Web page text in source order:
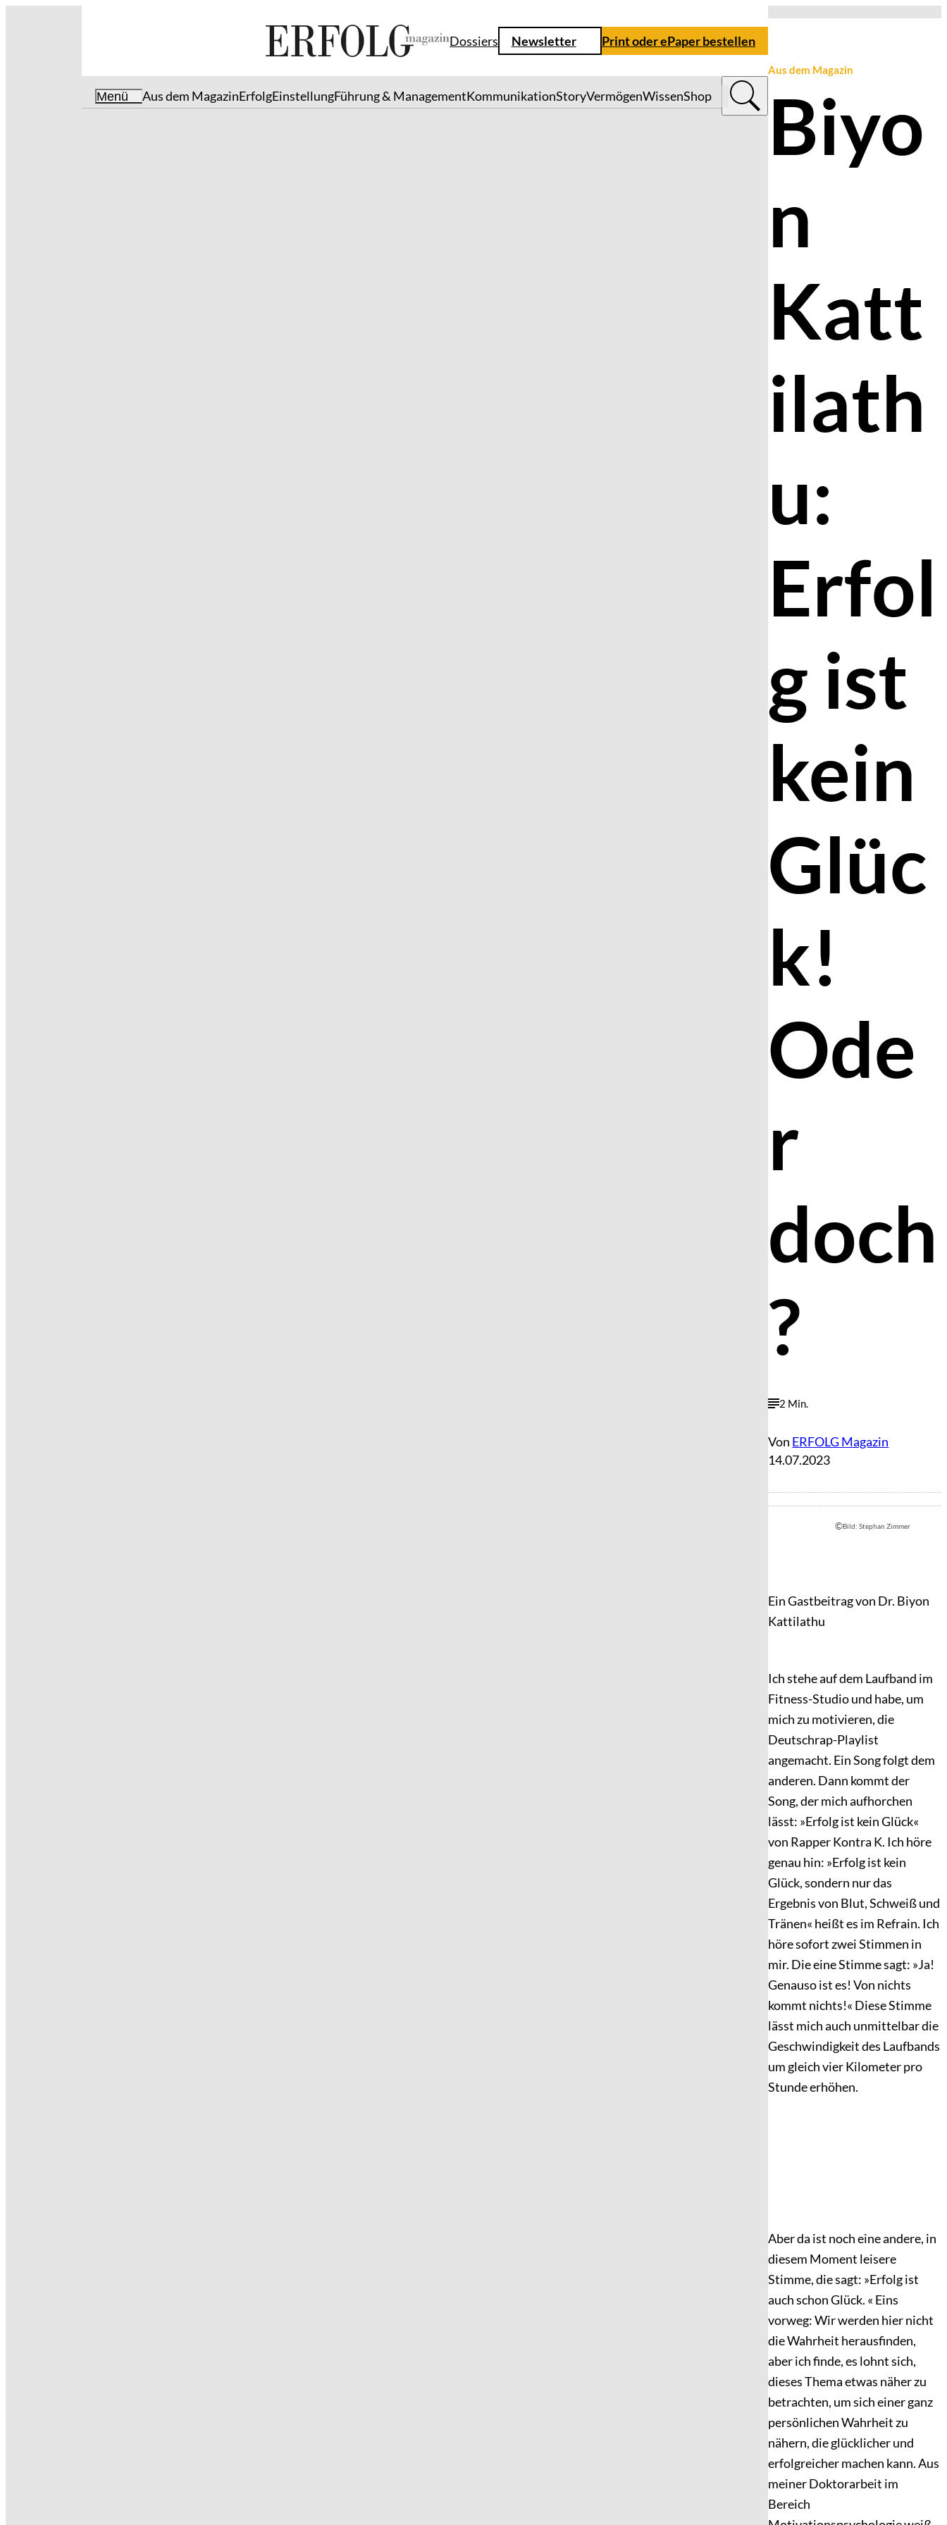
Dossiers Newsletter Print oder ePaper bestellen
Menü Aus dem MagazinErfolgEinstellungFührung & ManagementKommunikationStoryVermögenWissenShop
Aus dem Magazin
Biyo
n
Katt
ilath
u:
Erfol
g ist
kein
Glüc
k!
Ode
r
doch
?
2 Min.
Von ERFOLG Magazin
14.07.2023
©Bild: Stephan Zimmer
Ein Gastbeitrag von Dr. Biyon
Kattilathu
Ich stehe auf dem Laufband im
Fitness-Studio und habe, um
mich zu motivieren, die
Deutschrap-Playlist
angemacht. Ein Song folgt dem
anderen. Dann kommt der
Song, der mich aufhorchen
lässt: »Erfolg ist kein Glück«
von Rapper Kontra K. Ich höre
genau hin: »Erfolg ist kein
Glück, sondern nur das
Ergebnis von Blut, Schweiß und
Tränen« heißt es im Re­frain. Ich
höre sofort zwei Stimmen in
mir. Die eine Stimme sagt: »Ja!
Genauso ist es! Von nichts
kommt nichts!« Diese Stimme
lässt mich auch unmittelbar die
Geschwindigkeit des Laufbands
um gleich vier Kilometer pro
Stunde erhöhen.
Aber da ist noch eine andere, in
diesem Moment leisere
Stimme, die sagt: »Erfolg ist
auch schon Glück. « Eins
vorweg: Wir werden hier nicht
die Wahrheit herausfinden,
aber ich finde, es lohnt sich,
dieses Thema etwas näher zu
betrachten, um sich einer ganz
persönlichen Wahrheit zu
nähern, die glücklicher und
erfolgreicher machen kann. Aus
meiner Doktorarbeit im
Bereich